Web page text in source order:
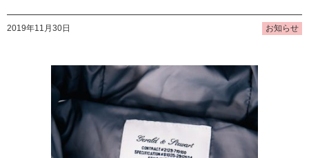
2019年11月30日 お知らせ